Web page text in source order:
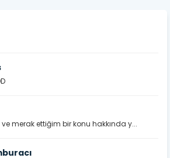
merak ettiğim bir konu hakkında y...